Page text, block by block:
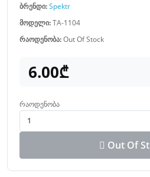
ბრენდი:Spektr
მოდელი:TA-1104
რაოდენობა:Out Of Stock
6.00₾
რაოდენობა
Out Of